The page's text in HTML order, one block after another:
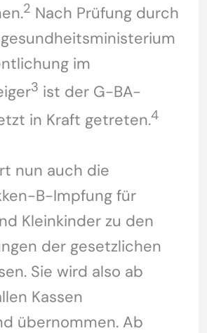
2 Nach Prüfung durch
im
3 ist der G-BA-
in Kraft getreten.4
nun auch die
B-Impfung für
Kleinkinder zu den
der gesetzlichen
Sie wird also ab
Kassen
übernommen. Ab